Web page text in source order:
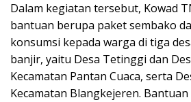
Dalam kegiatan tersebut, Kowad
bantuan berupa paket sembako
konsumsi kepada warga di tiga
banjir, yaitu Desa Tetinggi dan
Kecamatan Pantan Cuaca, serta
Kecamatan Blangkejeren.